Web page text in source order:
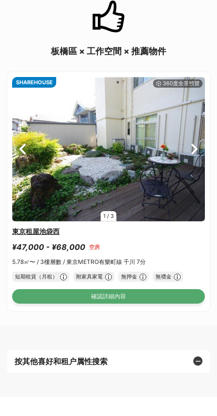
板橋區 × 工作空間 × 推薦物件
1 / 3
SHAREHOUSE
東京租屋池袋西
¥47,000 - ¥68,000 空房
5.78㎡〜 / 3樓層數 / 東京METRO有樂町線 千川 7分
短期租賃（月租） 附家具家電 無押金 無禮金
確認詳細內容
按其他喜好和租户属性搜索